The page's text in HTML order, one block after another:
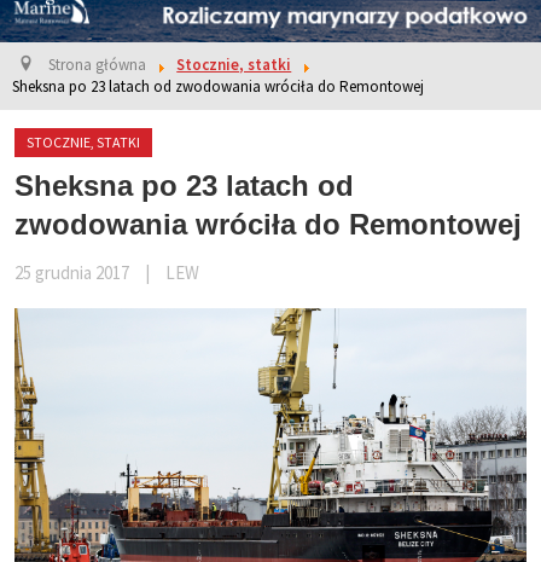
Strona główna
Stocznie, statki
Sheksna po 23 latach od zwodowania wróciła do Remontowej
STOCZNIE, STATKI
Sheksna po 23 latach od
zwodowania wróciła do Remontowej
25 grudnia 2017 LEW